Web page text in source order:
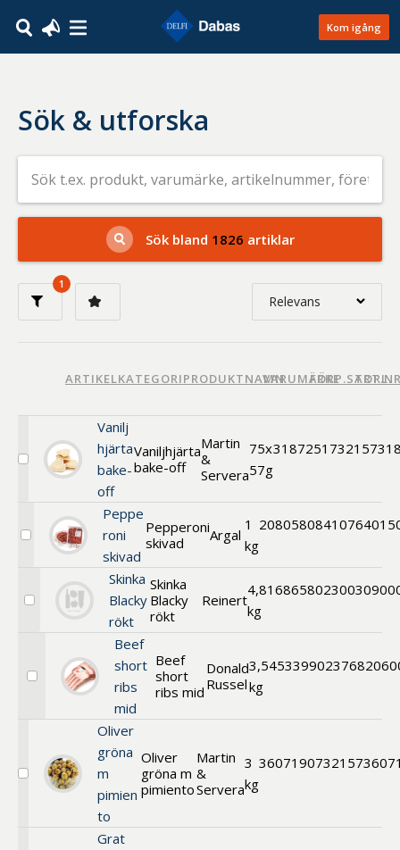
Kom igång
Sök & utforska
Sök
efter
livsmedel
på
t.ex.
produkt,
varumärke,
artikelnummer,
Sök bland 1826 artiklar
1
Relevans
Nyaste
Benämning A-
Artikelnummer
Med bild först
ARTIKELKATEGORIPRODUKTNAMNVARUMÄRKEFÖRP.STORL.
Välj
Vanilj
hjärta
bake-
off
Vaniljhjärta
bake-off
Martin
&
Servera
75x
57g
318725
Välj
skivad
Peppe
roni
skivad
Pepperoni
skivad
Argal
1
kg
208058
Välj
Blacky
Skinka
Blacky
rökt
Skinka
Blacky
rökt
Reinert
4,8
kg
168658
Välj
Beef
short
ribs
mid
Beef
short
ribs mid
Donald
Russel
3,5
kg
453399
Välj
m
Oliver
gröna
m
pimien
to
Oliver
gröna m
pimiento
Martin
&
Servera
3
kg
360719
Grat